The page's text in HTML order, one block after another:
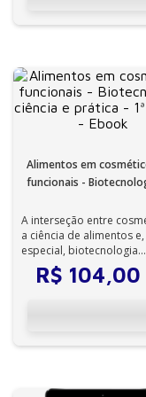
Alimentos em
funcionais -
Ebook
A interseção entre
a ciência de alimentos
especial, biotecnologia
envolvida, mostra como o
conhecimen...
R$ 104,00